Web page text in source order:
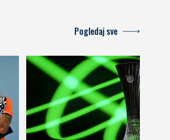
Pogledaj sve